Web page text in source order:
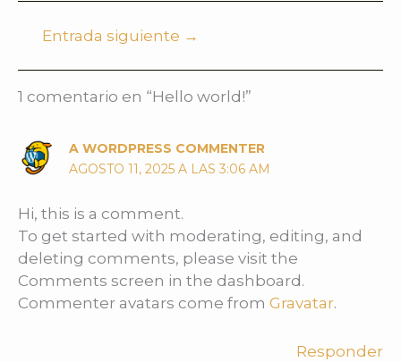
Entrada siguiente →
1 comentario en “Hello world!”
A WORDPRESS COMMENTER
AGOSTO 11, 2025 A LAS 3:06 AM
Hi, this is a comment.
To get started with moderating, editing, and
deleting comments, please visit the
Comments screen in the dashboard.
Commenter avatars come from Gravatar.
Responder